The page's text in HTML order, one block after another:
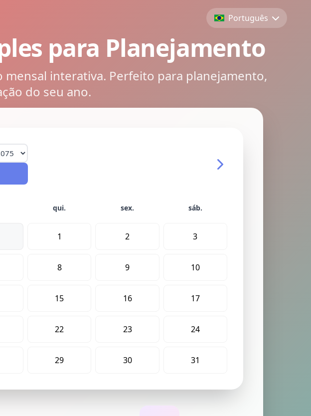
Português
para Planejamento
interativa. Perfeito para planejamento,
do seu ano.
1 2 3
8 9 10
15 16 17
22 23 24
29 30 31